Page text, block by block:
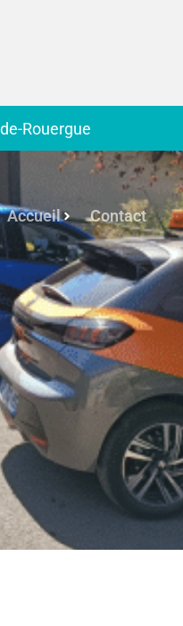
Rouergue
Accueil Contact